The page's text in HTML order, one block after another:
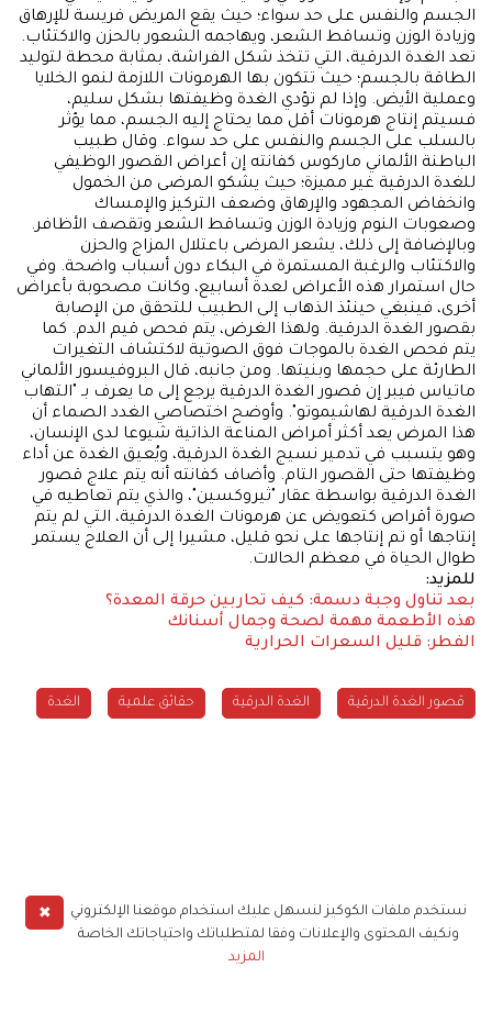
الجسم والنفس على حد سواء؛ حيث يقع المريض فريسة للإرهاق
وزيادة الوزن وتساقط الشعر، ويهاجمه الشعور بالحزن والاكتئاب.
تعد الغدة الدرقية، التي تتخذ شكل الفراشة، بمثابة محطة لتوليد
الطاقة بالجسم؛ حيث تتكون بها الهرمونات اللازمة لنمو الخلايا
وعملية الأيض. وإذا لم تؤدي الغدة وظيفتها بشكل سليم،
فسيتم إنتاج هرمونات أقل مما يحتاج إليه الجسم، مما يؤثر
بالسلب على الجسم والنفس على حد سواء. وقال طبيب
الباطنة الألماني ماركوس كفانته إن أعراض القصور الوظيفي
للغدة الدرقية غير مميزة؛ حيث يشكو المرضى من الخمول
وانخفاض المجهود والإرهاق وضعف التركيز والإمساك
وصعوبات النوم وزيادة الوزن وتساقط الشعر وتقصف الأظافر.
وبالإضافة إلى ذلك، يشعر المرضى باعتلال المزاج والحزن
والاكتئاب والرغبة المستمرة في البكاء دون أسباب واضحة. وفي
حال استمرار هذه الأعراض لعدة أسابيع، وكانت مصحوبة بأعراض
أخرى، فينبغي حينئذ الذهاب إلى الطبيب للتحقق من الإصابة
بقصور الغدة الدرقية. ولهذا الغرض، يتم فحص قيم الدم. كما
يتم فحص الغدة بالموجات فوق الصوتية لاكتشاف التغيرات
الطارئة على حجمها وبنيتها. ومن جانبه، قال البروفيسور الألماني
ماتياس فيبر إن قصور الغدة الدرقية يرجع إلى ما يعرف بـ "التهاب
الغدة الدرقية لهاشيموتو". وأوضح اختصاصي الغدد الصماء أن
هذا المرض يعد أكثر أمراض المناعة الذاتية شيوعا لدى الإنسان،
وهو يتسبب في تدمير نسيج الغدة الدرقية، ويُعيق الغدة عن أداء
وظيفتها حتى القصور التام. وأضاف كفانته أنه يتم علاج قصور
الغدة الدرقية بواسطة عقار "ثيروكسين"، والذي يتم تعاطيه في
صورة أقراص كتعويض عن هرمونات الغدة الدرقية، التي لم يتم
إنتاجها أو تم إنتاجها على نحو قليل، مشيرا إلى أن العلاج يستمر
طوال الحياة في معظم الحالات.
للمزيد:
بعد تناول وجبة دسمة: كيف تحاربين حرقة المعدة؟
هذه الأطعمة مهمة لصحة وجمال أسنانك
الفطر: قليل السعرات الحرارية
قصور الغدة الدرقية الغدة الدرقية حقائق علمية الغدة
✖
نستخدم ملفات الكوكيز لنسهل عليك استخدام موقعنا الإلكتروني
ونكيف المحتوى والإعلانات وفقا لمتطلباتك واحتياجاتك الخاصة
المزيد